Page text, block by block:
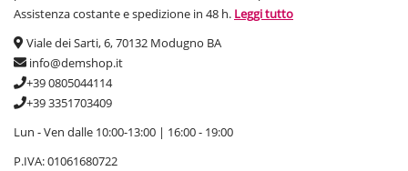
Assistenza costante e spedizione in 48 h. Leggi tutto
Viale dei Sarti, 6, 70132 Modugno BA
info@demshop.it
+39 0805044114
+39 3351703409
Lun - Ven dalle 10:00-13:00 | 16:00 - 19:00
P.IVA: 01061680722